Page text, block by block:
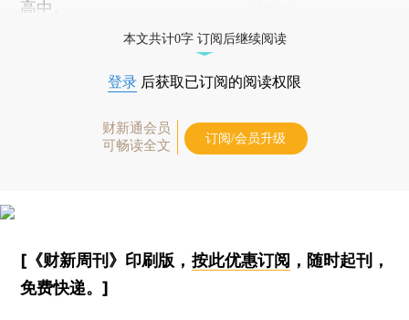
高中。
本文共计0字 订阅后继续阅读
登录 后获取已订阅的阅读权限
财新通会员
可畅读全文
订阅/会员升级
[《财新周刊》印刷版， 按此优惠订阅 ，随时起刊，
免费快递。]